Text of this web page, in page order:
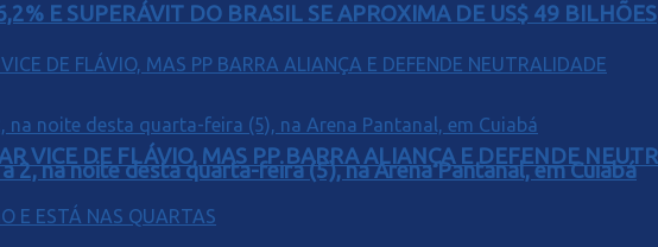
VICE DE FLÁVIO, MAS PP BARRA ALIANÇA E DEFENDE
E SUPERÁVIT DO BRASIL SE APROXIMA DE US$ 49 BILHÕES
2, na noite desta quarta-feira (5), na Arena Pantanal, em Cuiabá